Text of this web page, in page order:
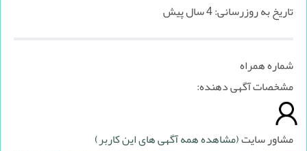
تاریخ به روزرسانی:4 سال پیش
شماره همراه
مشخصات آگهی دهنده:
مشاور سایت(مشاهده همه آگهی های این کاربر)